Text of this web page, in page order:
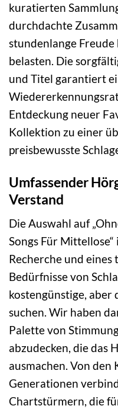
kuratierten
durchdachte
stundenlange
belasten. Die
und Titel garantiert
Entdeckung neuer
Kollektion zu einer
preisbewusste
Umfassender
Verstand
Die Auswahl auf
Songs Für
Recherche und
Bedürfnisse von
kostengünstige, aber
suchen. Wir haben
Palette von
abzudecken, die das
ausmachen. Von den
Generationen
Chartstürmern, die